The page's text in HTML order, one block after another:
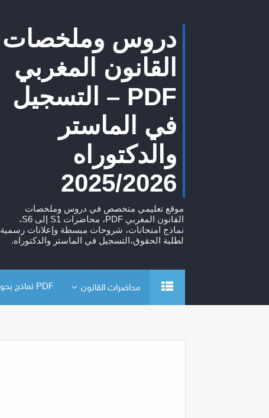
دروس وملخصات
القانون المغربي
PDF – التسجيل
في الماستر
والدكتوراه
2025/2026
موقع تعليمي متخصص في دروس وملخصات
القانون المغربي PDF، محاضرات S1 إلى S6،
نماذج امتحانات، شروحات مبسطة وإعلانات رسمية
لطلبة الحقوق،التسجيل في الماستر والدكتوراه.
محاضرات القانون PDF نماذج بحوث